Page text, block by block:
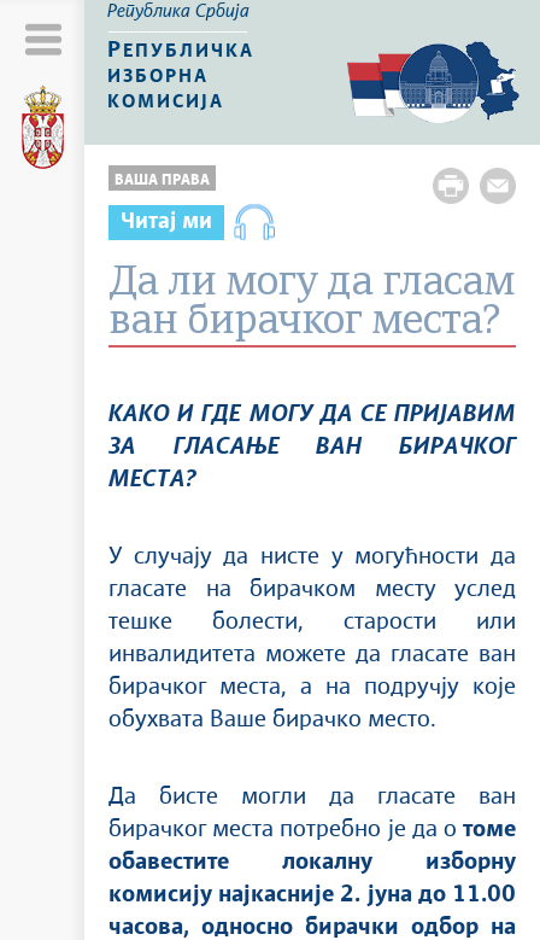
Република Србија
Р ЕПУБЛИЧКА
ИЗБОРНА
КОМИСИЈА
ВАША ПРАВА
Читај ми
Да ли могу да гласам
ван бирачког места?
КАКО И ГДЕ МОГУ ДА СЕ ПРИЈАВИМ
ЗА ГЛАСАЊЕ ВАН БИРАЧКОГ
МЕСТА?
У случају да нисте у могућности да
гласате на бирачком месту услед
тешке болести, старости или
инвалидитета можете да гласате ван
бирачког места, а на подручју које
обухвата Ваше бирачко место.
Да бисте могли да гласате ван
бирачког места потребно је да о томе
обавестите локалну изборну
комисију најкасније 2. јуна до 11.00
часова, односно бирачки одбор на